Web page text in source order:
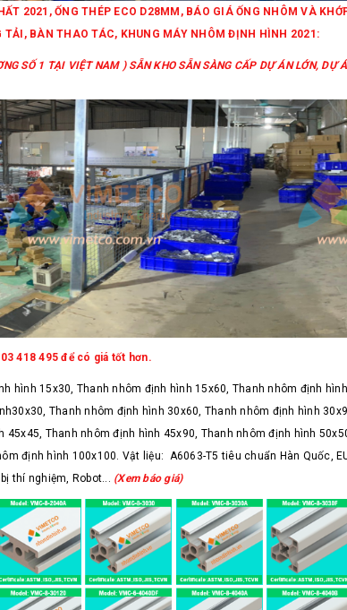
2021, ỐNG THÉP ECO D28MM, BÁO GIÁ ỐNG NHÔM VÀ
BÀN THAO TÁC, KHUNG MÁY NHÔM ĐỊNH HÌNH 2021:
SỐ 1 TẠI VIỆT NAM ) SẴN KHO SẴN SÀNG CẤP DỰ ÁN LỚN, DỰ
418 495 để có giá tốt hơn.
hình 15x30, Thanh nhôm định hình 15x60, Thanh nhôm định
Thanh nhôm định hình 30x60, Thanh nhôm định hình
Thanh nhôm định hình 45x90, Thanh nhôm định hình
định hình 100x100. Vật liệu: A6063-T5 tiêu chuẩn Hàn Quốc,
thí nghiệm, Robot... (Xem báo giá)